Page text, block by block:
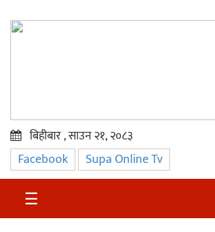
प्रमुख
समाचार
सुदुर
बिहीबार , साउन २१, २०८३
Facebook Supa Online Tv
☰